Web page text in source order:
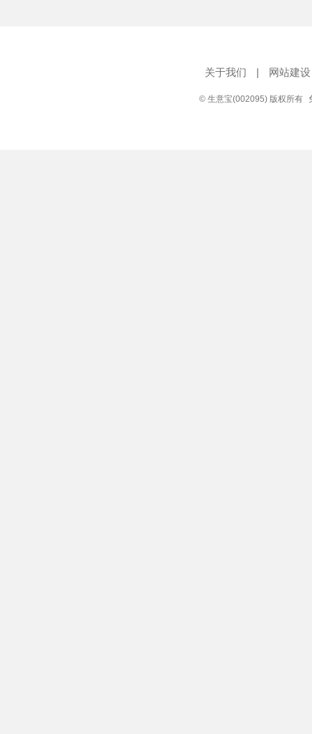
关于我们 | 网站建设
© 生意宝(002095) 版权所有